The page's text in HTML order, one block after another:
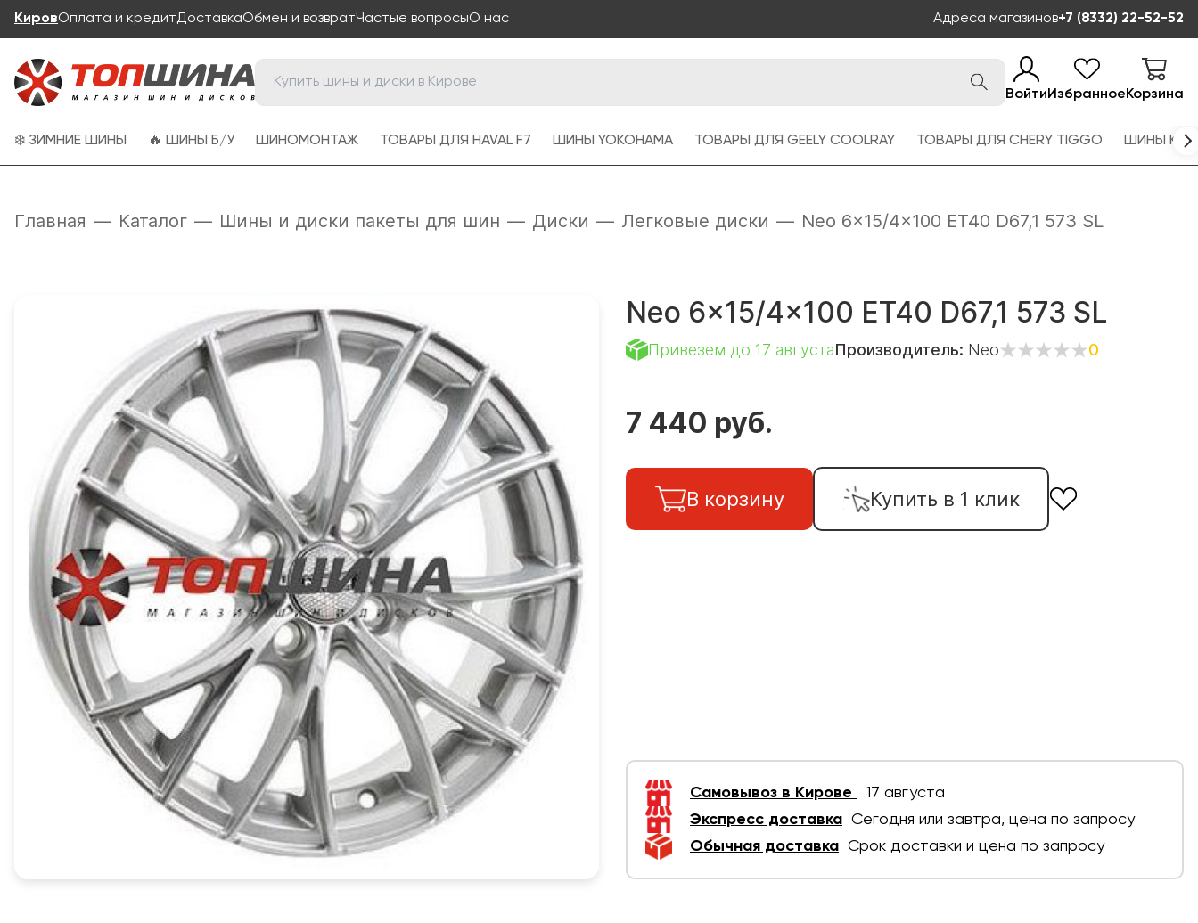
КировОплата и кредитДоставкаОбмен и возвратЧастые вопросыО нас Адреса магазинов+7 (8332) 22-52-52
ВойтиИзбранноеКорзина
❄️ ЗИМНИЕ ШИНЫ 🔥 ШИНЫ Б/У ШИНОМОНТАЖ ТОВАРЫ ДЛЯ HAVAL F7 ШИНЫ YOKOHAMA ТОВАРЫ ДЛЯ GEELY COOLRAY ТОВАРЫ ДЛЯ CHERY TIGGO ШИНЫ
Главная — Каталог — Шины и диски пакеты для шин — Диски — Легковые диски — Neo 6x15/4x100 ET40 D67,1 573 SL
Neo 6x15/4x100 ET40 D67,1 573 SL
Привезем до 17 августаПроизводитель: Neo 0
7 440 руб.
В корзину Купить в 1 клик
Самовывоз в Кирове
17 августа
Экспресс доставка Сегодня или завтра, цена по запросу
Обычная доставка Срок доставки и цена по запросу